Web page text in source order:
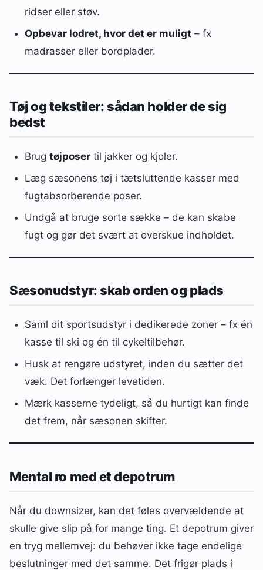
ridser eller støv.
Opbevar lodret, hvor det er muligt – fx
madrasser eller bordplader.
Tøj og tekstiler: sådan holder de sig
bedst
Brug tøjposertil jakker og kjoler.
Læg sæsonens tøj i tætsluttende kasser med
fugtabsorberende poser.
Undgå at bruge sorte sække – de kan skabe
fugt og gør det svært at overskue indholdet.
Sæsonudstyr: skab orden og plads
Saml dit sportsudstyr i dedikerede zoner – fx én
kasse til ski og én til cykeltilbehør.
Husk at rengøre udstyret, inden du sætter det
væk. Det forlænger levetiden.
Mærk kasserne tydeligt, så du hurtigt kan finde
det frem, når sæsonen skifter.
Mental ro med et depotrum
Når du downsizer, kan det føles overvældende at
skulle give slip på for mange ting. Et depotrum giver
en tryg mellemvej: du behøver ikke tage endelige
beslutninger med det samme. Det frigør plads i